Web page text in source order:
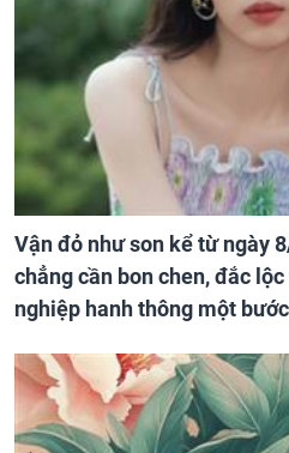
Vận đỏ như son kể từ ngày
chẳng cần bon chen, đắc
nghiệp hanh thông một